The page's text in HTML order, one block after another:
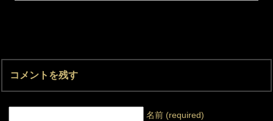
コメントを残す
名前 (required)